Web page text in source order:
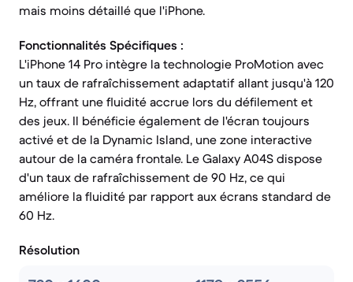
mais moins détaillé que l'iPhone.
Fonctionnalités Spécifiques :
L'iPhone 14 Pro intègre la technologie ProMotion avec
un taux de rafraîchissement adaptatif allant jusqu'à 120
Hz, offrant une fluidité accrue lors du défilement et
des jeux. Il bénéficie également de l'écran toujours
activé et de la Dynamic Island, une zone interactive
autour de la caméra frontale. Le Galaxy A04S dispose
d'un taux de rafraîchissement de 90 Hz, ce qui
améliore la fluidité par rapport aux écrans standard de
60 Hz.
Résolution